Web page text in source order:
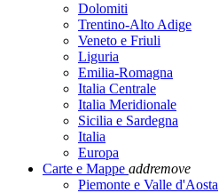
Dolomiti
Trentino-Alto Adige
Veneto e Friuli
Liguria
Emilia-Romagna
Italia Centrale
Italia Meridionale
Sicilia e Sardegna
Italia
Europa
Carte e Mappe addremove
Piemonte e Valle d'Aosta